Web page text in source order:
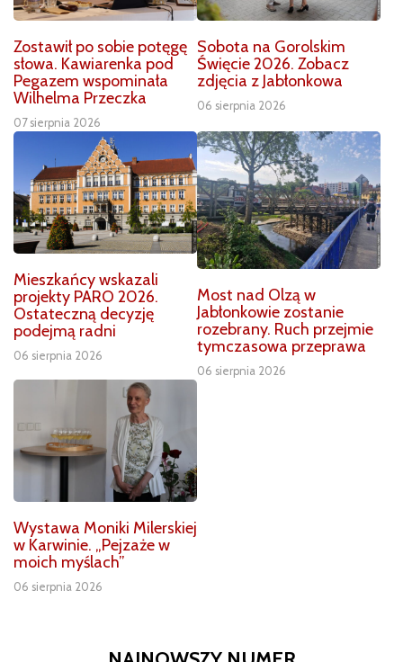
Zostawił po sobie potęgę
słowa. Kawiarenka pod
Pegazem wspominała
Wilhelma Przeczka
07 sierpnia 2026
Sobota na Gorolskim
Święcie 2026. Zobacz
zdjęcia z Jabłonkowa
06 sierpnia 2026
Mieszkańcy wskazali
projekty PARO 2026.
Ostateczną decyzję
podejmą radni
06 sierpnia 2026
Most nad Olzą w
Jabłonkowie zostanie
rozebrany. Ruch przejmie
tymczasowa przeprawa
06 sierpnia 2026
Wystawa Moniki Milerskiej
w Karwinie. „Pejzaże w
moich myślach”
06 sierpnia 2026